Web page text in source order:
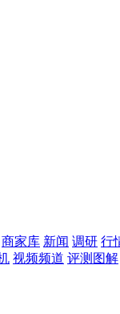
商家库 新闻 调研 行
视频频道 评测图解